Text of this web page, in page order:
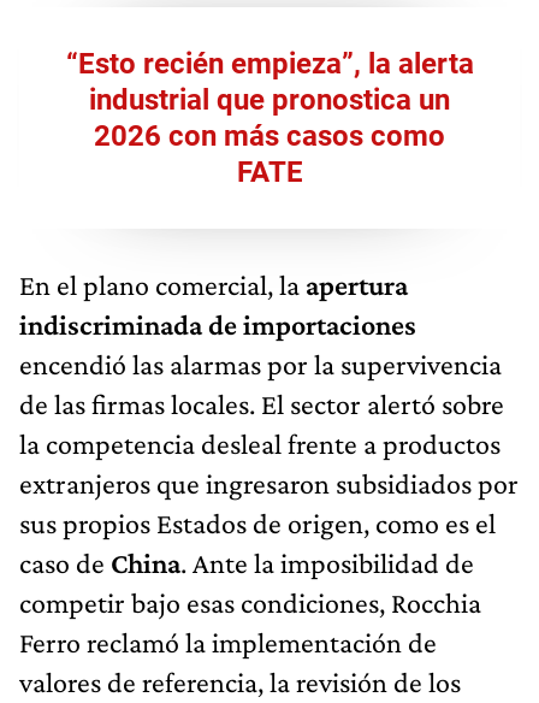
“Esto recién empieza”, la alerta
industrial que pronostica un
2026 con más casos como
FATE
En el plano comercial, la apertura
indiscriminada de importaciones
encendió las alarmas por la supervivencia
de las firmas locales. El sector alertó sobre
la competencia desleal frente a productos
extranjeros que ingresaron subsidiados por
sus propios Estados de origen, como es el
caso de China. Ante la imposibilidad de
competir bajo esas condiciones, Rocchia
Ferro reclamó la implementación de
valores de referencia, la revisión de los